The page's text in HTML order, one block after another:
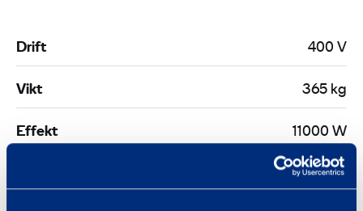
Drift 400 V
Vikt 365 kg
Effekt 11000 W
1230 mm